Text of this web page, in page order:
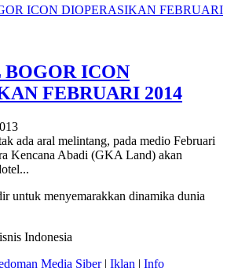
ICON
FEBRUARI 2014
ada aral melintang, pada medio Februari
Kencana Abadi (GKA Land) akan
untuk menyemarakkan dinamika dunia
Media Siber| Iklan | Info